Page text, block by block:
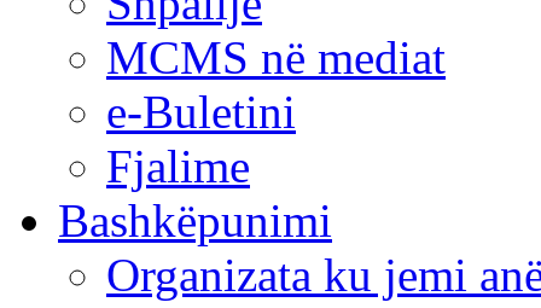
MCMS në mediat
e-Buletini
Fjalime
Bashkëpunimi
Organizata ku jemi